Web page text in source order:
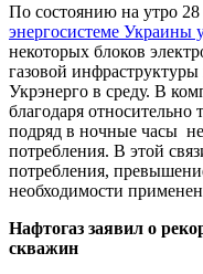
По состоянию на утро 28
энергосистеме Украины
некоторых блоков
газовой
Укрэнерго в среду. В
благодаря
подряд в ночные часы
потребления. В этой
потребления,
необходимости
Нафтогаз заявил о
скважин